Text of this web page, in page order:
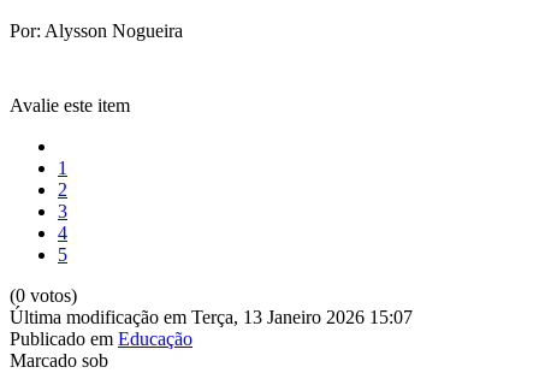
Por: Alysson Nogueira
Avalie este item
1
2
3
4
5
(0 votos)
Última modificação em Terça, 13 Janeiro 2026 15:07
Publicado em Educação
Marcado sob